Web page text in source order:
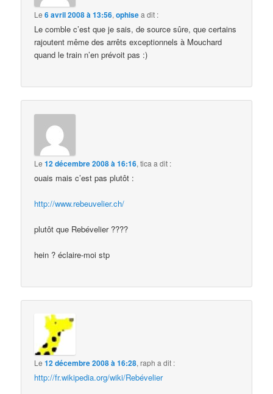
Le6 avril 2008 à 13:56,ophisea dit :
Le comble c’est que je sais, de source sûre, que certains
rajoutent même des arrêts exceptionnels à Mouchard
quand le train n’en prévoit pas :)
Le12 décembre 2008 à 16:16,tica a dit :
ouais mais c’est pas plutôt :
http://www.rebeuvelier.ch/
plutôt que Rebévelier ????
hein ? éclaire-moi stp
Le12 décembre 2008 à 16:28,raph a dit :
http://fr.wikipedia.org/wiki/Rebévelier